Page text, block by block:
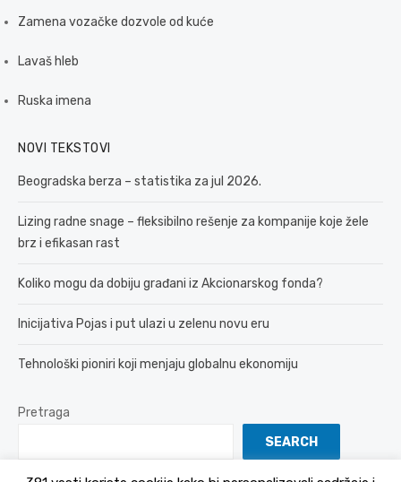
Zamena vozačke dozvole od kuće
Lavaš hleb
Ruska imena
NOVI TEKSTOVI
Beogradska berza – statistika za jul 2026.
Lizing radne snage – fleksibilno rešenje za kompanije koje žele
brz i efikasan rast
Koliko mogu da dobiju građani iz Akcionarskog fonda?
Inicijativa Pojas i put ulazi u zelenu novu eru
Tehnološki pioniri koji menjaju globalnu ekonomiju
Pretraga
SEARCH